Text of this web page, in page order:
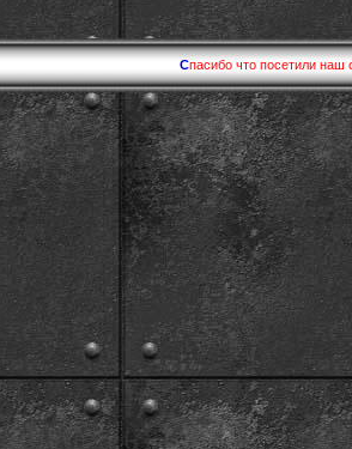
Спасибо что посетили наш